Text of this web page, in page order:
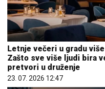
Letnje večeri u gradu
Zašto sve više ljudi bira
pretvori u druženje
23. 07. 2026 12:47